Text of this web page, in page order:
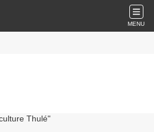
MENU